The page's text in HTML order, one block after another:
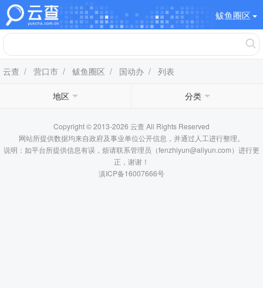
鲅鱼圈区
云查 / 营口市 / 鲅鱼圈区 / 国动办 / 列表
地区 分类
Copyright © 2013-2026 云查 All Rights Reserved
网站所提供数据均来自政府及事业单位公开信息，并通过人工进行整理。
说明：如平台所提供信息有误，烦请联系管理员（fenzhiyun@aliyun.com）进行更
正，谢谢！
滇ICP备16007666号